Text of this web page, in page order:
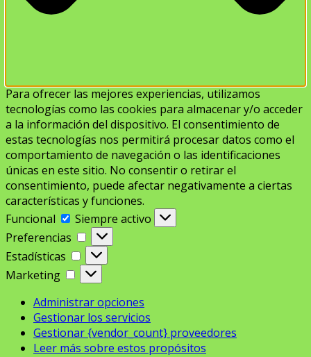
Para ofrecer las mejores experiencias, utilizamos
tecnologías como las cookies para almacenar y/o acceder
a la información del dispositivo. El consentimiento de
estas tecnologías nos permitirá procesar datos como el
comportamiento de navegación o las identificaciones
únicas en este sitio. No consentir o retirar el
consentimiento, puede afectar negativamente a ciertas
características y funciones.
Funcional
Funcional
Siempre activo
Preferencias
Preferencias
Estadísticas
Estadísticas
Marketing
Marketing
Administrar opciones
Gestionar los servicios
Gestionar {vendor_count} proveedores
Leer más sobre estos propósitos